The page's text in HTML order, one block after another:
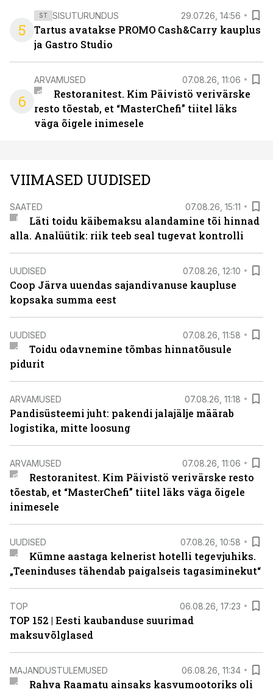
5
ST SISUTURUNDUS 29.07.26, 14:56
Tartus avatakse PROMO Cash&Carry kauplus
ja Gastro Studio
6
ARVAMUSED 07.08.26, 11:06
Restoranitest. Kim Päivistö verivärske
resto tõestab, et “MasterChefi” tiitel läks
väga õigele inimesele
VIIMASED UUDISED
SAATED 07.08.26, 15:11
Läti toidu käibemaksu alandamine tõi hinnad
alla. Analüütik: riik teeb seal tugevat kontrolli
UUDISED 07.08.26, 12:10
Coop Järva uuendas sajandivanuse kaupluse
kopsaka summa eest
UUDISED 07.08.26, 11:58
Toidu odavnemine tõmbas hinnatõusule
pidurit
ARVAMUSED 07.08.26, 11:18
Pandisüsteemi juht: pakendi jalajälje määrab
logistika, mitte loosung
ARVAMUSED 07.08.26, 11:06
Restoranitest. Kim Päivistö verivärske resto
tõestab, et “MasterChefi” tiitel läks väga õigele
inimesele
UUDISED 07.08.26, 10:58
Kümne aastaga kelnerist hotelli tegevjuhiks.
„Teeninduses tähendab paigalseis tagasiminekut“
TOP 06.08.26, 17:23
TOP 152 | Eesti kaubanduse suurimad
maksuvõlglased
MAJANDUSTULEMUSED 06.08.26, 11:34
Rahva Raamatu ainsaks kasvumootoriks oli